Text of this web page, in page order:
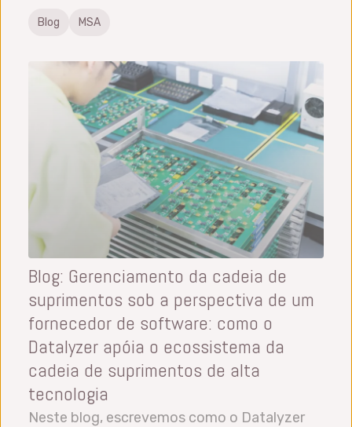
Blog MSA
Blog: Gerenciamento da cadeia de
suprimentos sob a perspectiva de um
fornecedor de software: como o
Datalyzer apóia o ecossistema da
cadeia de suprimentos de alta
tecnologia
Neste blog, escrevemos como o Datalyzer